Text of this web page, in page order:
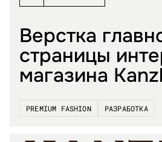
Верстка
страницы
магазина
PREMIUM FASHION РАЗРАБОТКА